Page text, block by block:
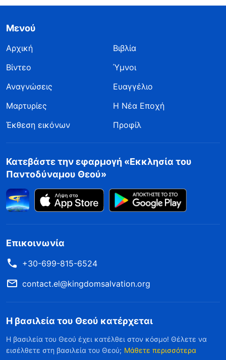
Μενού
Αρχική
Βιβλία
Βίντεο
Ύμνοι
Αναγνώσεις
Ευαγγέλιο
Μαρτυρίες
Η Νέα Εποχή
Έκθεση εικόνων
Προφίλ
Κατεβάστε την εφαρμογή «Εκκλησία του
Παντοδύναμου Θεού»
Επικοινωνία
+30-699-815-6524
contact.el@kingdomsalvation.org
Η βασιλεία του Θεού κατέρχεται
Η βασιλεία του Θεού έχει κατέλθει στον κόσμο! Θέλετε να
εισέλθετε στη βασιλεία του Θεού; Μάθετε περισσότερα